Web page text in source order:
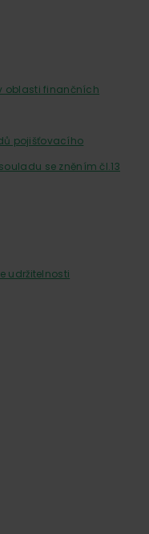
oblasti finančních
pojišťovacího
se zněním čl.13
udržitelnosti